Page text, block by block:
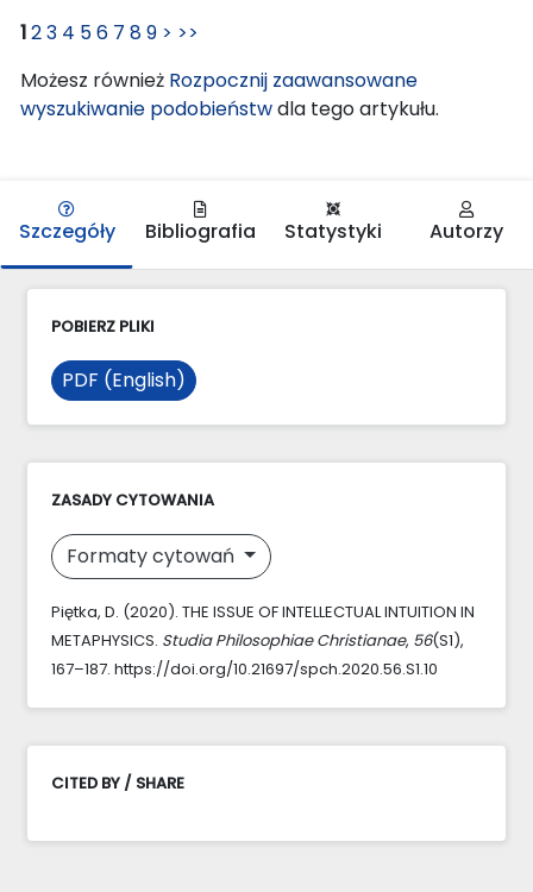
123 4 56 7 89 > >>
Możesz również Rozpocznij zaawansowane
wyszukiwanie podobieństwdla tego artykułu.
Szczegóły Bibliografia Statystyki Autorzy
POBIERZ PLIKI
PDF (English)
ZASADY CYTOWANIA
Formaty cytowań
Piętka, D. (2020). THE ISSUE OF INTELLECTUAL INTUITION IN
METAPHYSICS. Studia Philosophiae Christianae, 56(S1),
167–187. https://doi.org/10.21697/spch.2020.56.S1.10
CITED BY / SHARE